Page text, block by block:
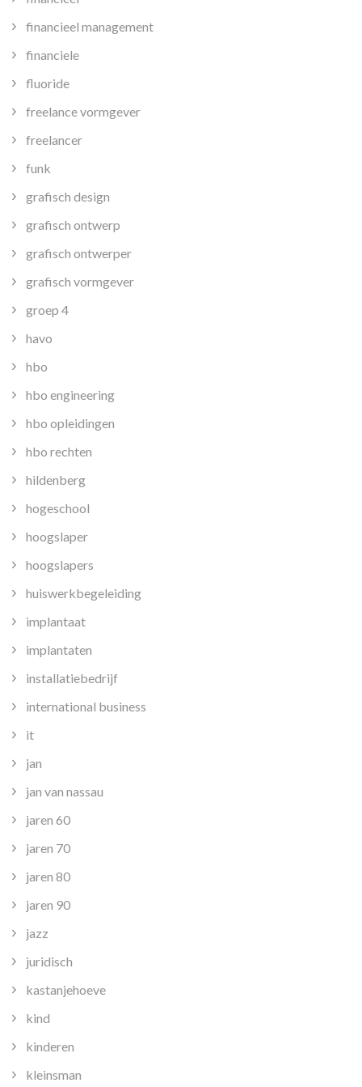
financieel management
financiele
fluoride
freelance vormgever
freelancer
funk
grafisch design
grafisch ontwerp
grafisch ontwerper
grafisch vormgever
groep 4
havo
hbo
hbo engineering
hbo opleidingen
hbo rechten
hildenberg
hogeschool
hoogslaper
hoogslapers
huiswerkbegeleiding
implantaat
implantaten
installatiebedrijf
international business
it
jan
jan van nassau
jaren 60
jaren 70
jaren 80
jaren 90
jazz
juridisch
kastanjehoeve
kind
kinderen
kleinsman